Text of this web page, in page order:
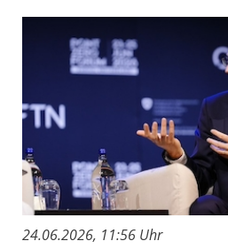
24.06.2026, 11:56 Uhr